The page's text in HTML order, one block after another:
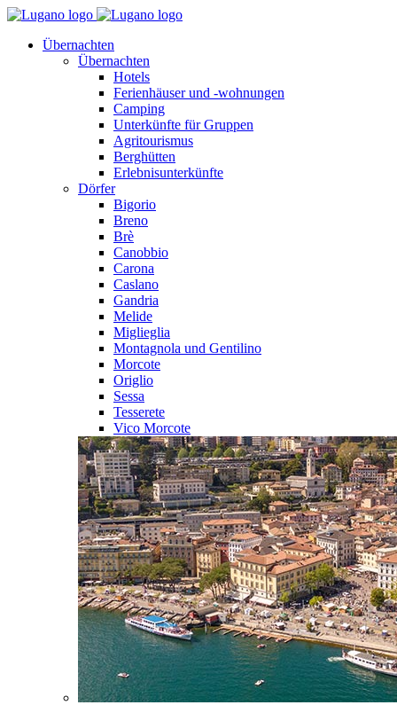
Übernachten
Übernachten
Hotels
Ferienhäuser und -wohnungen
Camping
Unterkünfte für Gruppen
Agritourismus
Berghütten
Erlebnisunterkünfte
Dörfer
Bigorio
Breno
Brè
Canobbio
Carona
Caslano
Gandria
Melide
Miglieglia
Montagnola und Gentilino
Morcote
Origlio
Sessa
Tesserete
Vico Morcote